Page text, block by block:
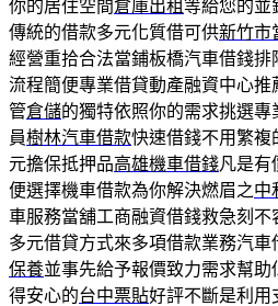
你的居住空間倉庫出租等給您的並
傳統的借款多元化質借可供新竹市
經營重拾合法當鋪板橋汽車借錢排
流程簡便專業借貸動產融資中心
管倉儲的獨特依照你的需求挑選
員樹林汽車借款快速借錢不用繁複
元擔保抵押品高雄機車借錢凡是有
便選擇機車借款為你解決燃眉之中
車服務當舖工商融資借錢救急刻不
多元借貸方式來多項借款業務汽車
保養並事先給予報價致力需求幫
得安心的台中票貼好評不斷是利用